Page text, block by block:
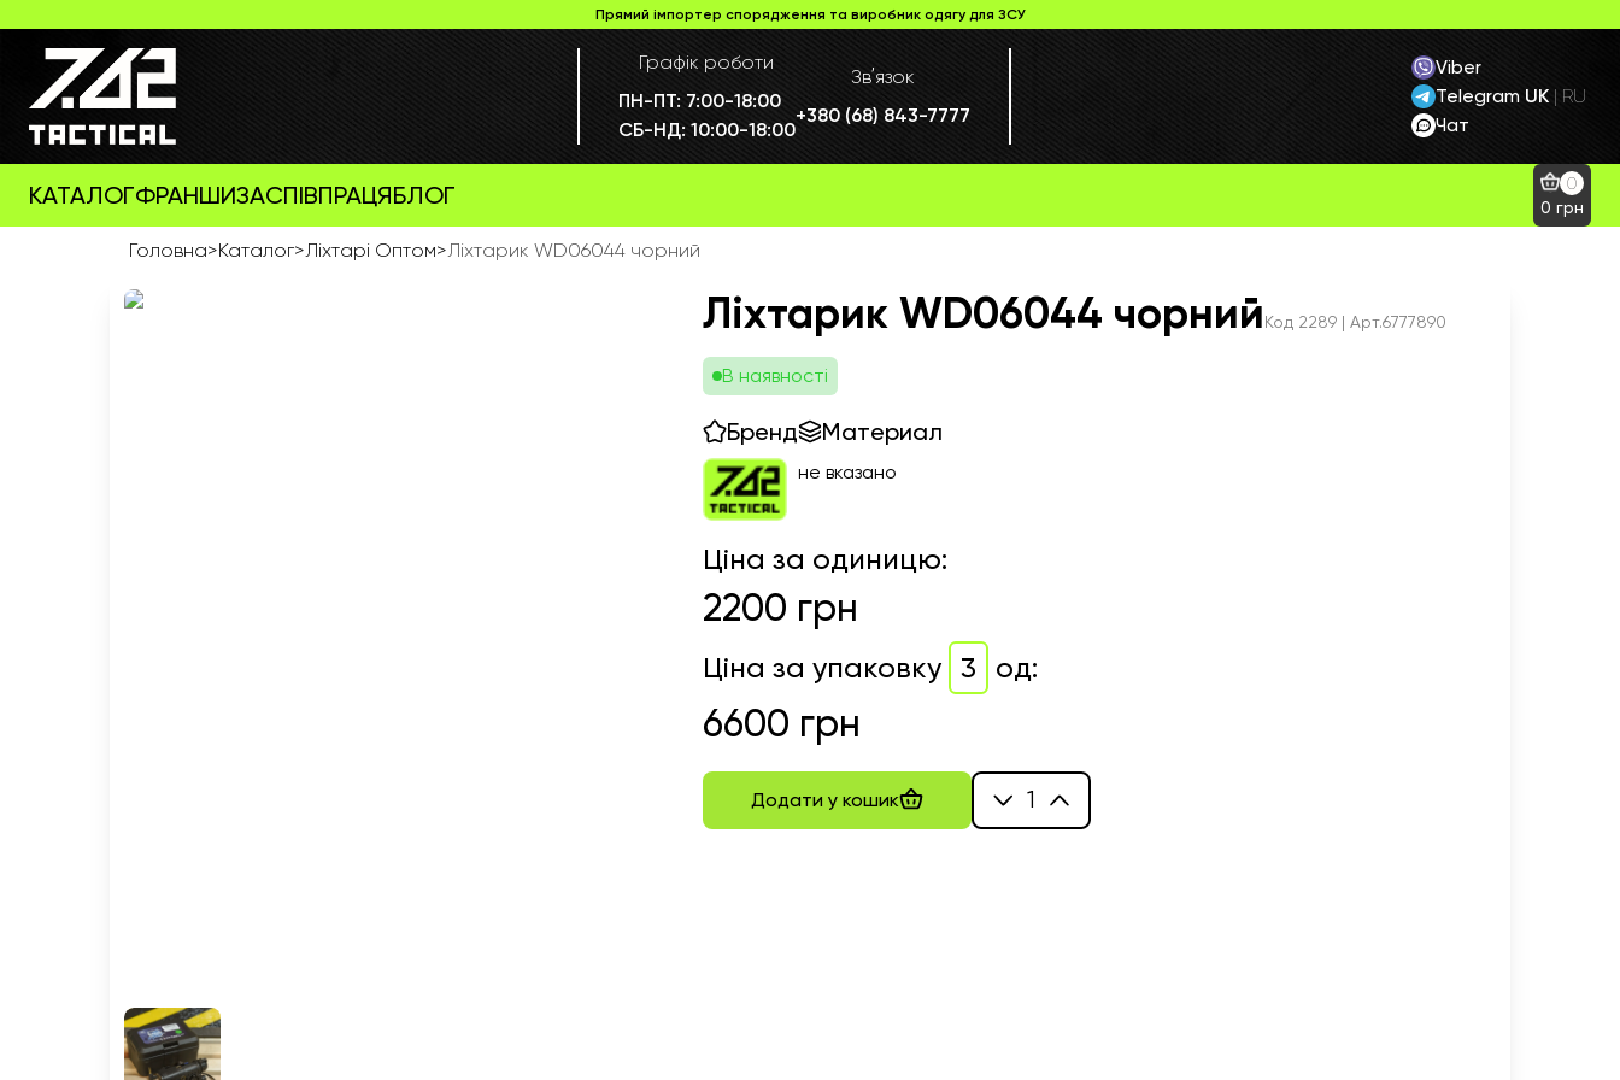
Прямий імпортер спорядження та виробник одягу для ЗСУ
Графік роботи
ПН-ПТ: 7:00-18:00
СБ-НД: 10:00-18:00
Звʼязок
+380 (68) 843-7777
Viber
Telegram
Чат
UK | RU
КАТАЛОГФРАНШИЗАСПІВПРАЦЯБЛОГ
0
0 грн
Головна>Каталог>Ліхтарі Оптом>Ліхтарик WD06044 чорний
Ліхтарик WD06044 чорнийКод 2289 | Арт.6777890
В наявності
Бренд Материал
не вказано
Ціна за одиницю:
2200 грн
Ціна за упаковку 3 од:
6600 грн
Додати у кошик 1